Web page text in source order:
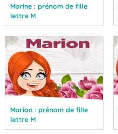
Marine : prénom de fille
lettre M
Marion : prénom de fille
lettre M